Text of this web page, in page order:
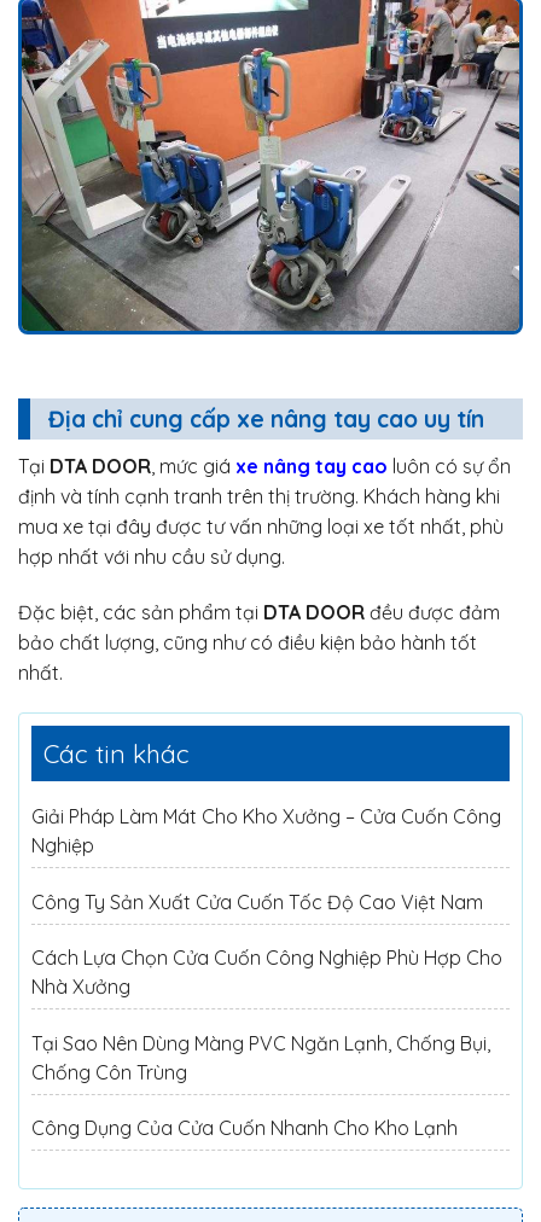
Địa chỉ cung cấp xe nâng tay cao uy tín
Tại DTA DOOR , mức giá xe nâng tay cao luôn có sự ổn
định và tính cạnh tranh trên thị trường. Khách hàng khi
mua xe tại đây được tư vấn những loại xe tốt nhất, phù
hợp nhất với nhu cầu sử dụng.
Đặc biệt, các sản phẩm tại DTA DOOR đều được đảm
bảo chất lượng, cũng như có điều kiện bảo hành tốt
nhất.
Các tin khác
Giải Pháp Làm Mát Cho Kho Xưởng – Cửa Cuốn Công
Nghiệp
Công Ty Sản Xuất Cửa Cuốn Tốc Độ Cao Việt Nam
Cách Lựa Chọn Cửa Cuốn Công Nghiệp Phù Hợp Cho
Nhà Xưởng
Tại Sao Nên Dùng Màng PVC Ngăn Lạnh, Chống Bụi,
Chống Côn Trùng
Công Dụng Của Cửa Cuốn Nhanh Cho Kho Lạnh